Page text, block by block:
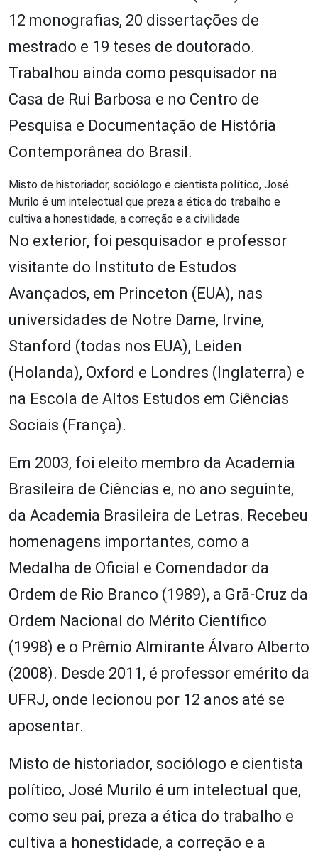
12 monografias, 20 dissertações de
mestrado e 19 teses de doutorado.
Trabalhou ainda como pesquisador na
Casa de Rui Barbosa e no Centro de
Pesquisa e Documentação de História
Contemporânea do Brasil.
Misto de historiador, sociólogo e cientista político, José
Murilo é um intelectual que preza a ética do trabalho e
cultiva a honestidade, a correção e a civilidade
No exterior, foi pesquisador e professor
visitante do Instituto de Estudos
Avançados, em Princeton (EUA), nas
universidades de Notre Dame, Irvine,
Stanford (todas nos EUA), Leiden
(Holanda), Oxford e Londres (Inglaterra) e
na Escola de Altos Estudos em Ciências
Sociais (França).
Em 2003, foi eleito membro da Academia
Brasileira de Ciências e, no ano seguinte,
da Academia Brasileira de Letras. Recebeu
homenagens importantes, como a
Medalha de Oficial e Comendador da
Ordem de Rio Branco (1989), a Grã-Cruz da
Ordem Nacional do Mérito Científico
(1998) e o Prêmio Almirante Álvaro Alberto
(2008). Desde 2011, é professor emérito da
UFRJ, onde lecionou por 12 anos até se
aposentar.
Misto de historiador, sociólogo e cientista
político, José Murilo é um intelectual que,
como seu pai, preza a ética do trabalho e
cultiva a honestidade, a correção e a